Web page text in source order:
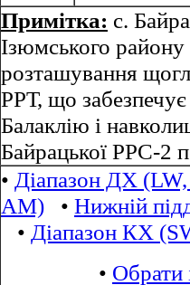
Примітка: с.
Ізюмського району
розташування
РРТ, що
Балаклію і
Байрацької РРС-2
• Діапазон ДХ
AM) • Нижній
• Діапазон КХ
• Обрати